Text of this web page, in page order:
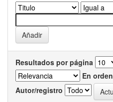
Resultados por página
En orden
Autor/registro